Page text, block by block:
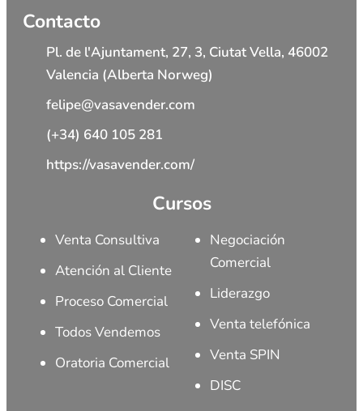
Contacto
Pl. de l'Ajuntament, 27, 3, Ciutat Vella, 46002
Valencia (Alberta Norweg)
felipe@vasavender.com
(+34) 640 105 281
https://vasavender.com/
Cursos
Venta Consultiva
Atención al Cliente
Proceso Comercial
Todos Vendemos
Oratoria Comercial
Negociación
Comercial
Liderazgo
Venta telefónica
Venta SPIN
DISC